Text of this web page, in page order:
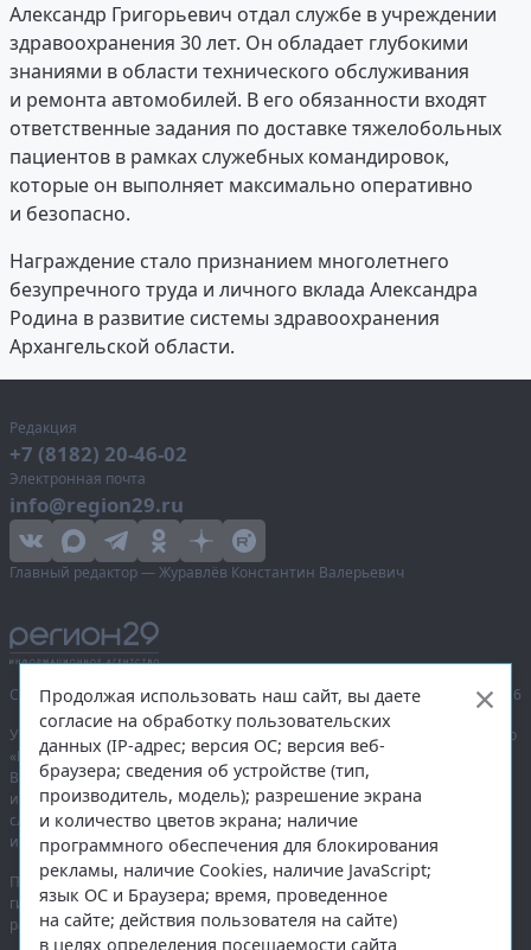
Александр Григорьевич отдал службе в учреждении
здравоохранения 30 лет. Он обладает глубокими
знаниями в области технического обслуживания
и ремонта автомобилей. В его обязанности входят
ответственные задания по доставке тяжелобольных
пациентов в рамках служебных командировок,
которые он выполняет максимально оперативно
и безопасно.
Награждение стало признанием многолетнего
безупречного труда и личного вклада Александра
Родина в развитие системы здравоохранения
Архангельской области.
Редакция
+7 (8182) 20-46-02
Электронная почта
info@region29.ru
Главный редактор — Журавлёв Константин Валерьевич
Сетевое издание «Информационное агентство Регион 29»,
© 2016–2026
Учредитель — общество с ограниченной ответственностью «Агентство
«Правда Севера».
Выписка из реестра зарегистрированных средств массовой
информации:ЭЛ № ФС 77-74226от 09.11.2018 выдано Федеральной
службой по надзору в сфере связи, информационных технологий
и массовых коммуникаций (Роскомнадзор).
При полном или частичном использовании любых материалов
гиперссылка на region29.ruобязательна. Копирование материалов без
разрешения администрации сайта запрещено.
Продолжая использовать наш сайт, вы даете
согласие на обработку пользовательских
данных (IP-адрес; версия ОС; версия веб-
браузера; сведения об устройстве (тип,
производитель, модель); разрешение экрана
и количество цветов экрана; наличие
программного обеспечения для блокирования
рекламы, наличие Cookies, наличие JavaScript;
язык ОС и Браузера; время, проведенное
на сайте; действия пользователя на сайте)
в целях определения посещаемости сайта